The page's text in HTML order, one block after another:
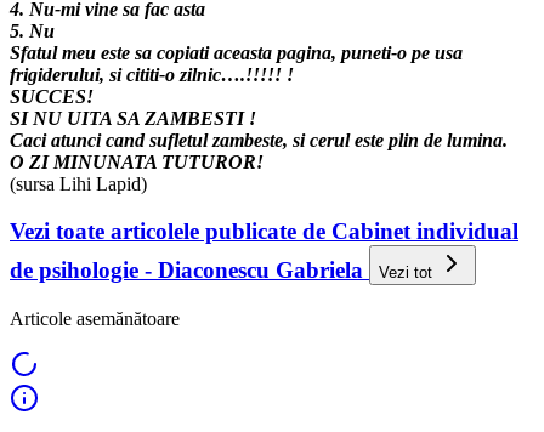
4. Nu-mi vine sa fac asta
5. Nu
Sfatul meu este sa copiati aceasta pagina, puneti-o pe usa
frigiderului, si cititi-o zilnic….!!!!! !
SUCCES!
SI NU UITA SA ZAMBESTI !
Caci atunci cand sufletul zambeste, si cerul este plin de lumina.
O ZI MINUNATA TUTUROR!
(sursa Lihi Lapid)
Vezi toate articolele publicate de Cabinet individual
de psihologie - Diaconescu Gabriela
Vezi tot
Articole asemănătoare